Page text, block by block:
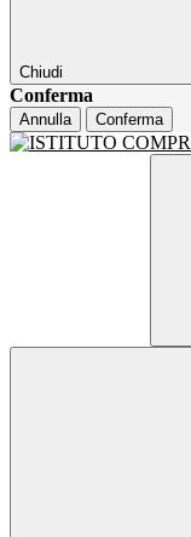
Chiudi
Conferma
Annulla Conferma